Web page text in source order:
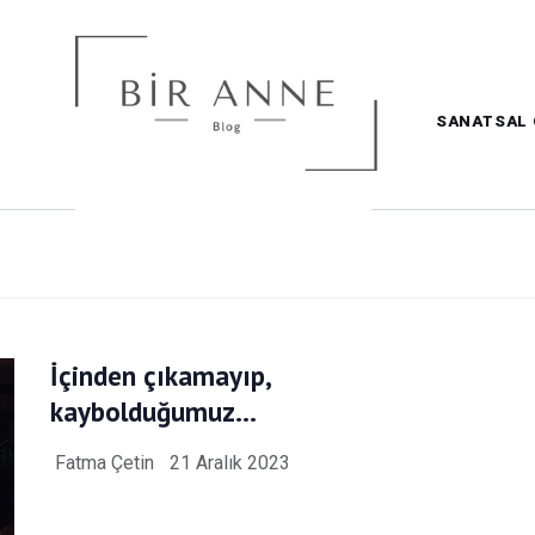
SANATSAL
İçinden çıkamayıp,
kaybolduğumuz…
Fatma Çetin 21 Aralık 2023